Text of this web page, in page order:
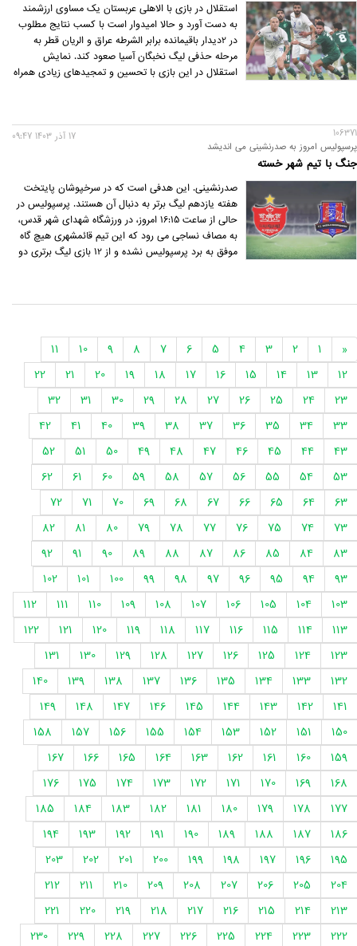
استقلال در بازی با الاهلی عربستان یک مساوی ارزشمند
به دست آورد و حالا امیدوار است با کسب نتایج مطلوب
در 2دیدار باقیمانده برابر الشرطه عراق و الریان قطر به
مرحله حذفی لیگ نخبگان آسیا صعود کند. نمایش
استقلال در این بازی با تحسین و تمجیدهای زیادی همراه
106371
پرسپولیس امروز به صدرنشینی می اندیشد
جنگ با تیم شهر خسته
17 آذر 1403 09:47
صدرنشینی. این هدفی است که در سرخپوشان پایتخت
هفته یازدهم لیگ برتر به دنبال آن هستند. پرسپولیس در
حالی از ساعت 16:15 امروز، در ورزشگاه شهدای شهر قدس،
به مصاف نساجی می رود که این تیم قائمشهری هیچ گاه
موفق به برد پرسپولیس نشده و از 12 بازی لیگ برتری دو
«
1
2
3
4
5
6
7
8
9
10
11
12
13
14
15
16
17
18
19
20
21
22
23
24
25
26
27
28
29
30
31
32
33
34
35
36
37
38
39
40
41
42
43
44
45
46
47
48
49
50
51
52
53
54
55
56
57
58
59
60
61
62
63
64
65
66
67
68
69
70
71
72
73
74
75
76
77
78
79
80
81
82
83
84
85
86
87
88
89
90
91
92
93
94
95
96
97
98
99
100
101
102
103
104
105
106
107
108
109
110
111
112
113
114
115
116
117
118
119
120
121
122
123
124
125
126
127
128
129
130
131
132
133
134
135
136
137
138
139
140
141
142
143
144
145
146
147
148
149
150
151
152
153
154
155
156
157
158
159
160
161
162
163
164
165
166
167
168
169
170
171
172
173
174
175
176
177
178
179
180
181
182
183
184
185
186
187
188
189
190
191
192
193
194
195
196
197
198
199
200
201
202
203
204
205
206
207
208
209
210
211
212
213
214
215
216
217
218
219
220
221
222
223
224
225
226
227
228
229
230